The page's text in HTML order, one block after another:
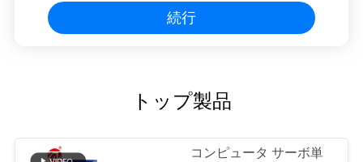
続行
トップ製品
コンピュータ サーボ単